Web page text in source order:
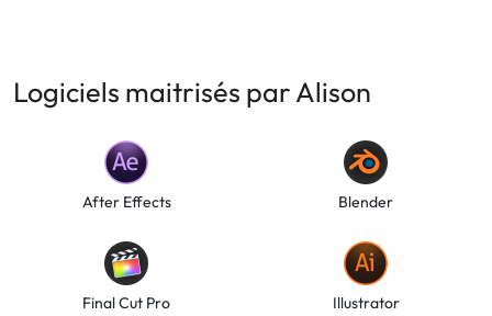
Logiciels maitrisés par Alison
After Effects Blender
Final Cut Pro Illustrator